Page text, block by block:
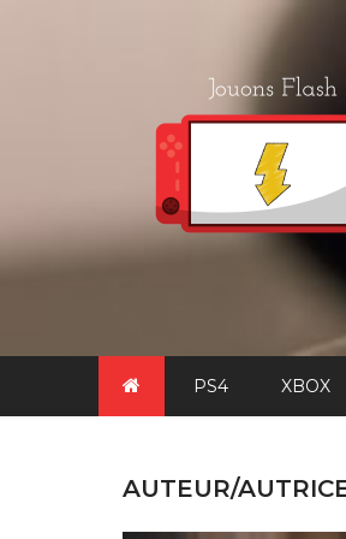
PS4 XBOX
AUTEUR/